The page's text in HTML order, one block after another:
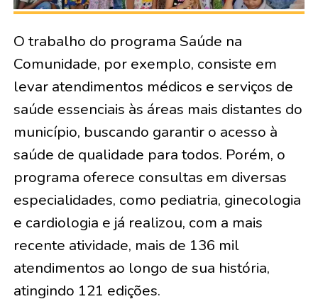
O trabalho do programa Saúde na
Comunidade, por exemplo, consiste em
levar atendimentos médicos e serviços de
saúde essenciais às áreas mais distantes do
município, buscando garantir o acesso à
saúde de qualidade para todos. Porém, o
programa oferece consultas em diversas
especialidades, como pediatria, ginecologia
e cardiologia e já realizou, com a mais
recente atividade, mais de 136 mil
atendimentos ao longo de sua história,
atingindo 121 edições.